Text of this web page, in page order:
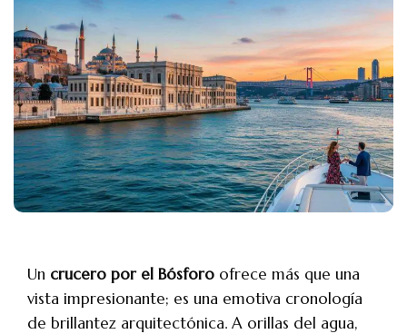
Un crucero por el Bósforo ofrece más que una
vista impresionante; es una emotiva cronología
de brillantez arquitectónica. A orillas del agua,